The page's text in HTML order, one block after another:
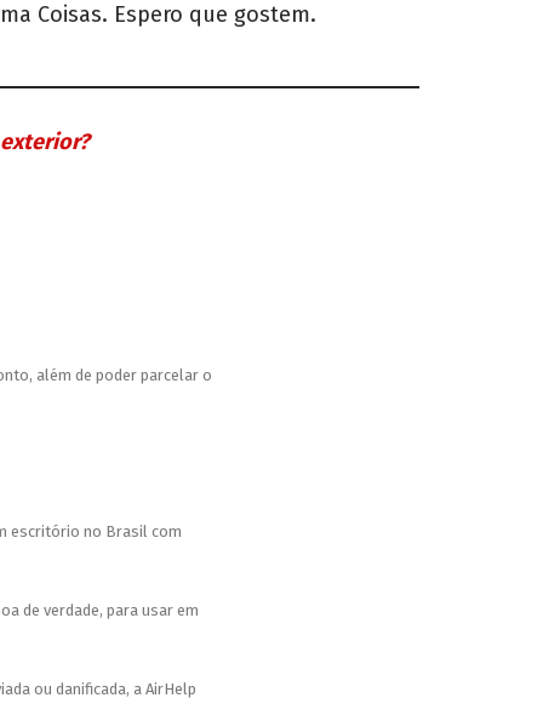
Coisas. Espero que gostem.
além de poder parcelar o
escritório no Brasil com
de verdade, para usar em
ou danificada, a AirHelp